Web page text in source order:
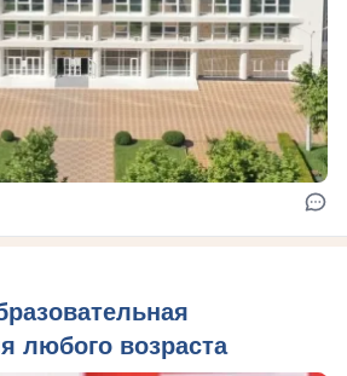
любого возраста